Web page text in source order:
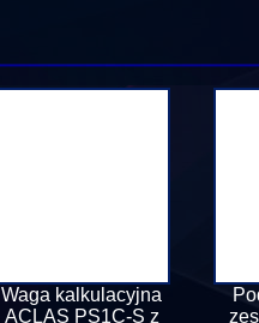
Waga kalkulacyjna
ACLAS PS1C-S z